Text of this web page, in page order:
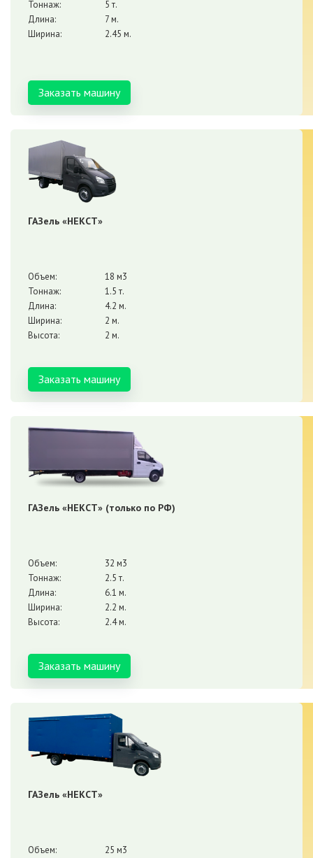
Тоннаж:
5 т.
Длина:
7 м.
Ширина:
2.45 м.
Заказать машину
ГАЗель «НЕКСТ»
Объем:
18 м3
Тоннаж:
1.5 т.
Длина:
4.2 м.
Ширина:
2 м.
Высота:
2 м.
Заказать машину
ГАЗель «НЕКСТ» (только по РФ)
Объем:
32 м3
Тоннаж:
2.5 т.
Длина:
6.1 м.
Ширина:
2.2 м.
Высота:
2.4 м.
Заказать машину
ГАЗель «НЕКСТ»
Объем:
25 м3